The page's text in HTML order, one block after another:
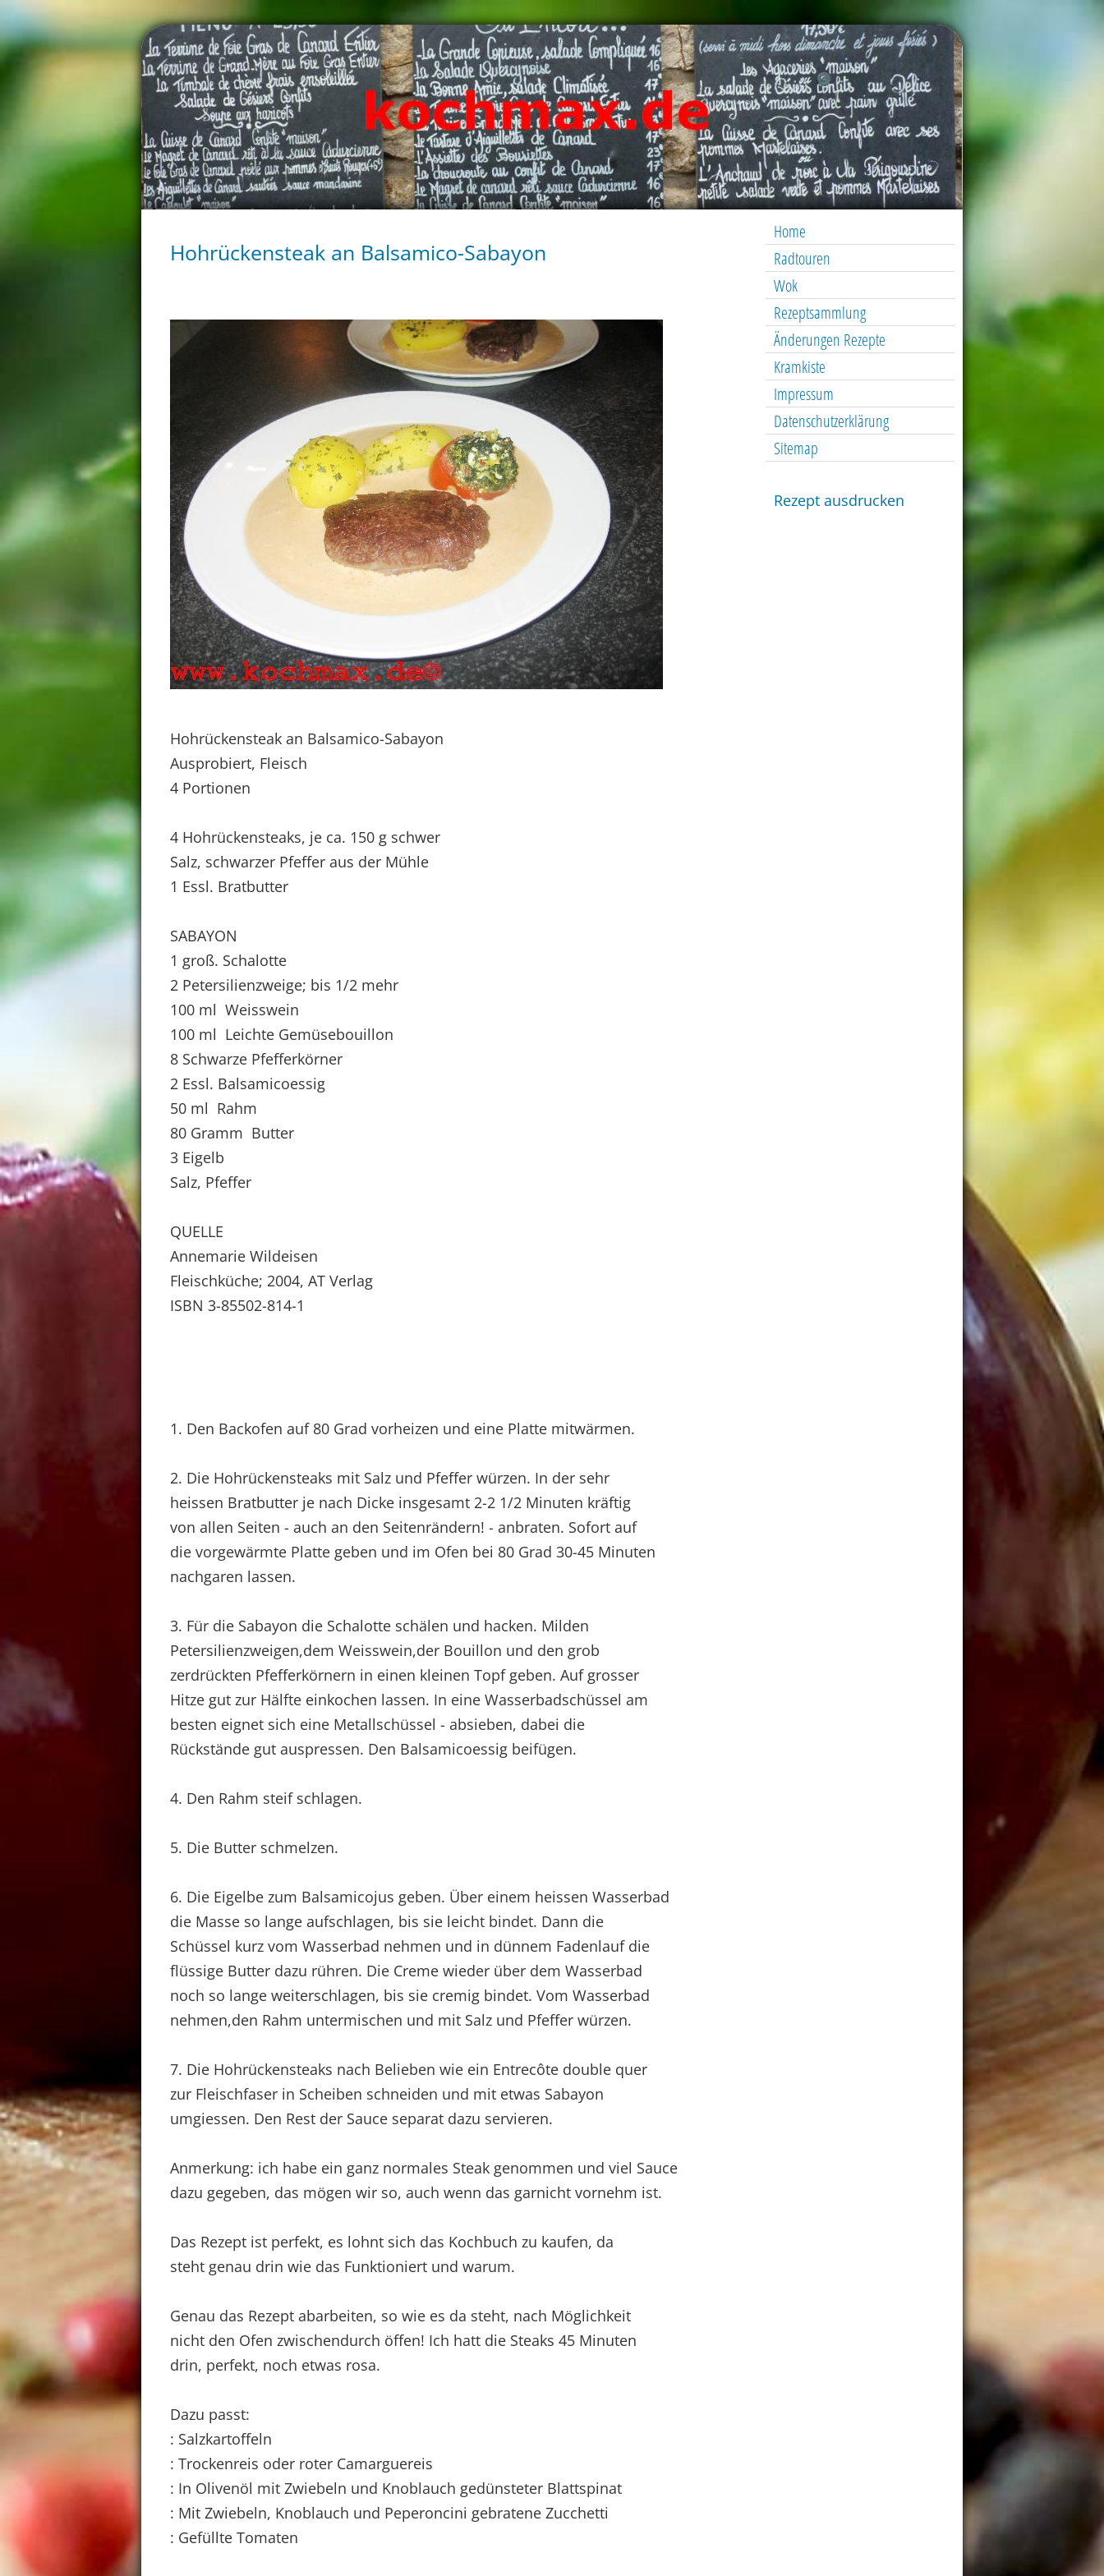
Home
Radtouren
Wok
Rezeptsammlung
Änderungen Rezepte
Kramkiste
Impressum
Datenschutzerklärung
Sitemap
Rezept ausdrucken
Hohrückensteak an Balsamico-Sabayon
Hohrückensteak an Balsamico-Sabayon
Ausprobiert, Fleisch
4 Portionen
4 Hohrückensteaks, je ca. 150 g schwer
Salz, schwarzer Pfeffer aus der Mühle
1 Essl. Bratbutter
SABAYON
1 groß. Schalotte
2 Petersilienzweige; bis 1/2 mehr
100 ml Weisswein
100 ml Leichte Gemüsebouillon
8 Schwarze Pfefferkörner
2 Essl. Balsamicoessig
50 ml Rahm
80 Gramm Butter
3 Eigelb
Salz, Pfeffer
QUELLE
Annemarie Wildeisen
Fleischküche; 2004, AT Verlag
ISBN 3-85502-814-1
1. Den Backofen auf 80 Grad vorheizen und eine Platte mitwärmen.
2. Die Hohrückensteaks mit Salz und Pfeffer würzen. In der sehr
heissen Bratbutter je nach Dicke insgesamt 2-2 1/2 Minuten kräftig
von allen Seiten - auch an den Seitenrändern! - anbraten. Sofort auf
die vorgewärmte Platte geben und im Ofen bei 80 Grad 30-45 Minuten
nachgaren lassen.
3. Für die Sabayon die Schalotte schälen und hacken. Milden
Petersilienzweigen,dem Weisswein,der Bouillon und den grob
zerdrückten Pfefferkörnern in einen kleinen Topf geben. Auf grosser
Hitze gut zur Hälfte einkochen lassen. In eine Wasserbadschüssel am
besten eignet sich eine Metallschüssel - absieben, dabei die
Rückstände gut auspressen. Den Balsamicoessig beifügen.
4. Den Rahm steif schlagen.
5. Die Butter schmelzen.
6. Die Eigelbe zum Balsamicojus geben. Über einem heissen Wasserbad
die Masse so lange aufschlagen, bis sie leicht bindet. Dann die
Schüssel kurz vom Wasserbad nehmen und in dünnem Fadenlauf die
flüssige Butter dazu rühren. Die Creme wieder über dem Wasserbad
noch so lange weiterschlagen, bis sie cremig bindet. Vom Wasserbad
nehmen,den Rahm untermischen und mit Salz und Pfeffer würzen.
7. Die Hohrückensteaks nach Belieben wie ein Entrecôte double quer
zur Fleischfaser in Scheiben schneiden und mit etwas Sabayon
umgiessen. Den Rest der Sauce separat dazu servieren.
Anmerkung: ich habe ein ganz normales Steak genommen und viel Sauce
dazu gegeben, das mögen wir so, auch wenn das garnicht vornehm ist.
Das Rezept ist perfekt, es lohnt sich das Kochbuch zu kaufen, da
steht genau drin wie das Funktioniert und warum.
Genau das Rezept abarbeiten, so wie es da steht, nach Möglichkeit
nicht den Ofen zwischendurch öffen! Ich hatt die Steaks 45 Minuten
drin, perfekt, noch etwas rosa.
Dazu passt:
: Salzkartoffeln
: Trockenreis oder roter Camarguereis
: In Olivenöl mit Zwiebeln und Knoblauch gedünsteter Blattspinat
: Mit Zwiebeln, Knoblauch und Peperoncini gebratene Zucchetti
: Gefüllte Tomaten